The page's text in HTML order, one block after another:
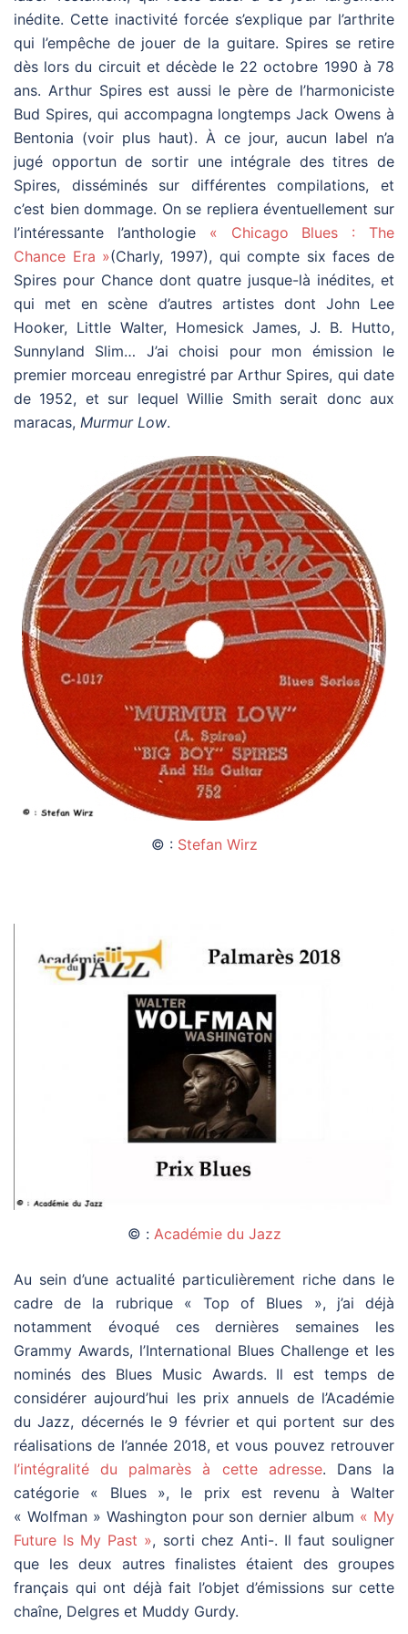
inédite. Cette inactivité forcée s’explique par l’arthrite
qui l’empêche de jouer de la guitare. Spires se retire
dès lors du circuit et décède le 22 octobre 1990 à 78
ans. Arthur Spires est aussi le père de l’harmoniciste
Bud Spires, qui accompagna longtemps Jack Owens à
Bentonia (voir plus haut). À ce jour, aucun label n’a
jugé opportun de sortir une intégrale des titres de
Spires, disséminés sur différentes compilations, et
c’est bien dommage. On se repliera éventuellement sur
l’intéressante l’anthologie « Chicago Blues : The
Chance Era »(Charly, 1997), qui compte six faces de
Spires pour Chance dont quatre jusque-là inédites, et
qui met en scène d’autres artistes dont John Lee
Hooker, Little Walter, Homesick James, J. B. Hutto,
Sunnyland Slim… J’ai choisi pour mon émission le
premier morceau enregistré par Arthur Spires, qui date
de 1952, et sur lequel Willie Smith serait donc aux
maracas, Murmur Low.
© : Stefan Wirz
© : Académie du Jazz
Au sein d’une actualité particulièrement riche dans le
cadre de la rubrique « Top of Blues », j’ai déjà
notamment évoqué ces dernières semaines les
Grammy Awards, l’International Blues Challenge et les
nominés des Blues Music Awards. Il est temps de
considérer aujourd’hui les prix annuels de l’Académie
du Jazz, décernés le 9 février et qui portent sur des
réalisations de l’année 2018, et vous pouvez retrouver
l’intégralité du palmarès à cette adresse. Dans la
catégorie « Blues », le prix est revenu à Walter
« Wolfman » Washington pour son dernier album « My
Future Is My Past », sorti chez Anti-. Il faut souligner
que les deux autres finalistes étaient des groupes
français qui ont déjà fait l’objet d’émissions sur cette
chaîne, Delgres et Muddy Gurdy.